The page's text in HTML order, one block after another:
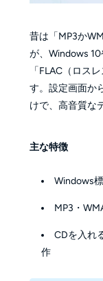
昔は「MP3か
が、Windows
「FLAC（ロス
す。設定画面か
けで、高音質な
主な特徴
Windows
MP3・
CDを入れ
作